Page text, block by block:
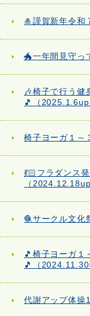
🎍謹賀新年令和
🐲一年間見守っ
🎶椅子で行う
🎵（2025.1.6up
椅子ヨーガ１
💃🏻フラダンス
（2024.12.18up
🧶サークル文
🎵椅子ヨーガ
🎵（
代謝アップ体